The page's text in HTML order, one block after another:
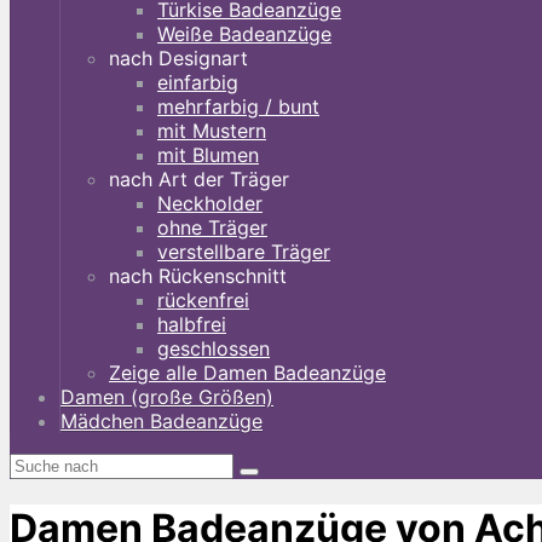
Türkise Badeanzüge
Weiße Badeanzüge
nach Designart
einfarbig
mehrfarbig / bunt
mit Mustern
mit Blumen
nach Art der Träger
Neckholder
ohne Träger
verstellbare Träger
nach Rückenschnitt
rückenfrei
halbfrei
geschlossen
Zeige alle Damen Badeanzüge
Damen (große Größen)
Mädchen Badeanzüge
Damen Badeanzüge von